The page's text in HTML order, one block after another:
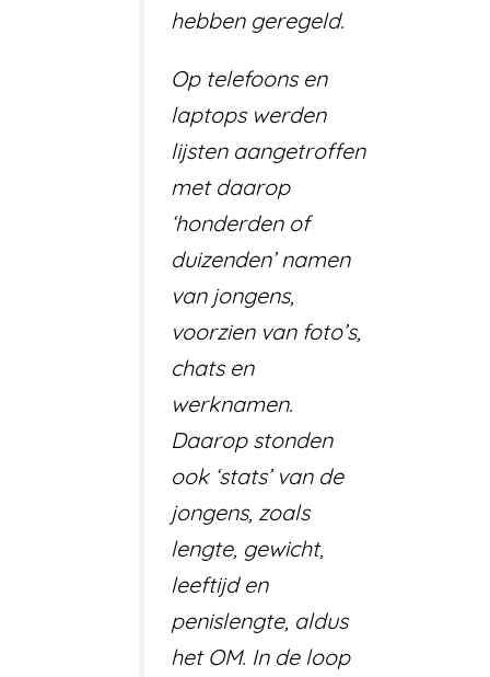
hebben geregeld.
Op telefoons en
laptops werden
lijsten aangetroffen
met daarop
‘honderden of
duizenden’ namen
van jongens,
voorzien van foto’s,
chats en
werknamen.
Daarop stonden
ook ‘stats’ van de
jongens, zoals
lengte, gewicht,
leeftijd en
penislengte, aldus
het OM. In de loop